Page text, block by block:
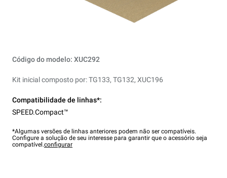
Código do modelo: XUC292
Kit inicial composto por: TG133, TG132, XUC196
Compatibilidade de linhas*:
SPEED.Compact™
*Algumas versões de linhas anteriores podem não ser compatíveis.
Configure a solução de seu interesse para garantir que o acessório seja
compatível.configurar